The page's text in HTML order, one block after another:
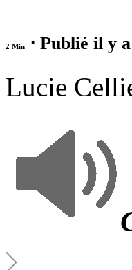
2 Min ⋅ Publié il y
Lucie